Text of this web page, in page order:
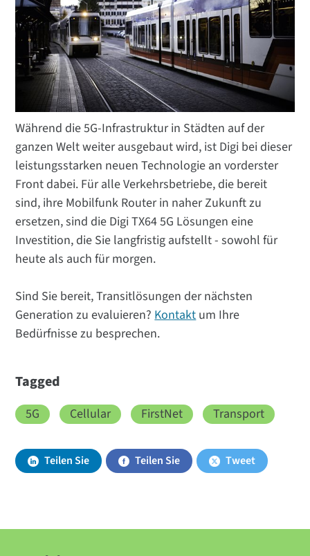
Während die 5G-Infrastruktur in Städten auf der
ganzen Welt weiter ausgebaut wird, ist Digi bei dieser
leistungsstarken neuen Technologie an vorderster
Front dabei. Für alle Verkehrsbetriebe, die bereit
sind, ihre Mobilfunk Router in naher Zukunft zu
ersetzen, sind die Digi TX64 5G Lösungen eine
Investition, die Sie langfristig aufstellt - sowohl für
heute als auch für morgen.
Sind Sie bereit, Transitlösungen der nächsten
Generation zu evaluieren?Kontaktum Ihre
Bedürfnisse zu besprechen.
Tagged
5G Cellular FirstNet Transport
Teilen Sie Teilen Sie Tweet